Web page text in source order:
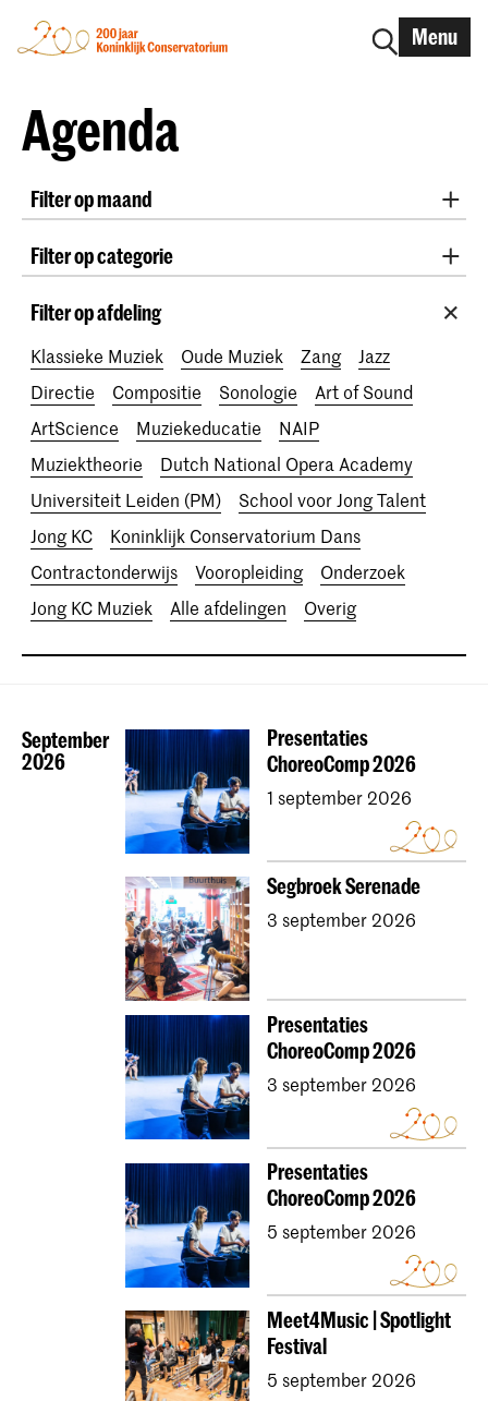
Menu
Agenda
Filter op maand
October 2026
November 2026
December 2026
July 2027
Filter op categorie
200 jaar
Filter op afdeling
Klassieke Muziek Oude Muziek Zang
Jazz
Directie
Compositie Sonologie
Art of Sound
ArtScience
Muziekeducatie
NAIP
Muziektheorie
Dutch National Opera Academy
Universiteit Leiden (PM)
School voor Jong Talent
Jong KC
Koninklijk Conservatorium Dans
Contractonderwijs
Vooropleiding
Onderzoek
Jong KC Muziek
Alle afdelingen Overig
September
2026
Presentaties
ChoreoComp 2026
1 september 2026
Segbroek Serenade
3 september 2026
Presentaties
ChoreoComp 2026
3 september 2026
Presentaties
ChoreoComp 2026
5 september 2026
Meet4Music | Spotlight
Festival
5 september 2026